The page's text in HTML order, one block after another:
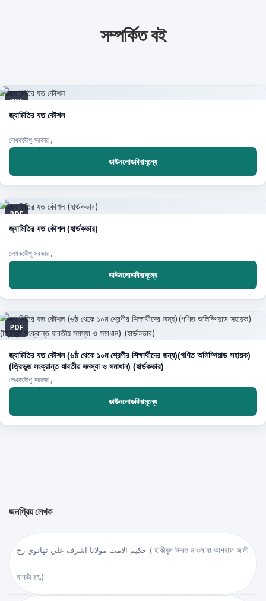
সম্পর্কিত বই
PDF
জ্যামিতির যত কৌশল
লেখক:দীপু সরকার ,
ডাউনলোডবিনামূল্যে
PDF
জ্যামিতির যত কৌশল (হার্ডকভার)
লেখক:দীপু সরকার ,
ডাউনলোডবিনামূল্যে
PDF
জ্যামিতির যত কৌশল (৬ষ্ঠ থেকে ১০ম শ্রেণীর শিক্ষার্থীদের জন্য)(গণিত অলিম্পিয়াড সহায়ক)
(ত্রিভুজ সংক্রান্ত যাবতীয় সমস্যা ও সমাধান) (হার্ডকভার)
লেখক:দীপু সরকার ,
ডাউনলোডবিনামূল্যে
জনপ্রিয় লেখক
حكيم الامت مولانا اشرف علي تهانوي رح ( হাকীমুল উম্মত মাওলানা আশরাফ আলী
থানভী রহ.)